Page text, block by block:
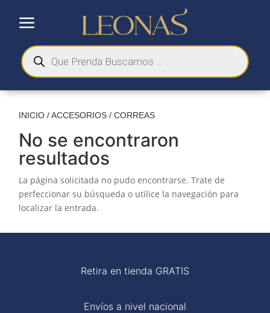
a
Búsqueda
de
productos
INICIO /ACCESORIOS / CORREAS
No se encontraron
resultados
La página solicitada no pudo encontrarse. Trate de
perfeccionar su búsqueda o utilice la navegación para
localizar la entrada.
Retira en tienda GRATIS
Envíos a nivel nacional